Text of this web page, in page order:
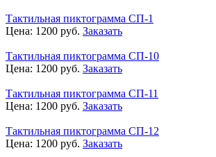
Тактильная пиктограмма СП-1
Цена: 1200 руб. Заказать
Тактильная пиктограмма СП-10
Цена: 1200 руб. Заказать
Тактильная пиктограмма СП-11
Цена: 1200 руб. Заказать
Тактильная пиктограмма СП-12
Цена: 1200 руб. Заказать